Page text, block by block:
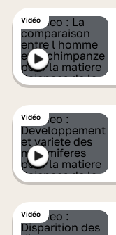
Vidéo
Vidéo
Vidéo